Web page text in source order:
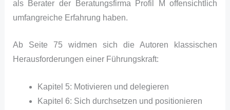
als Berater der Beratungsfirma Profil M offensichtlich
umfangreiche Erfahrung haben.
Ab Seite 75 widmen sich die Autoren klassischen
Herausforderungen einer Führungskraft:
Kapitel 5: Motivieren und delegieren
Kapitel 6: Sich durchsetzen und positionieren